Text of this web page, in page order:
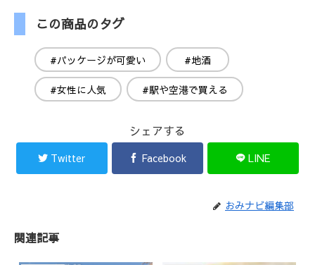
この商品のタグ
#パッケージが可愛い #地酒
#女性に人気 #駅や空港で買える
シェアする
Twitter Facebook LINE
おみナビ編集部
関連記事